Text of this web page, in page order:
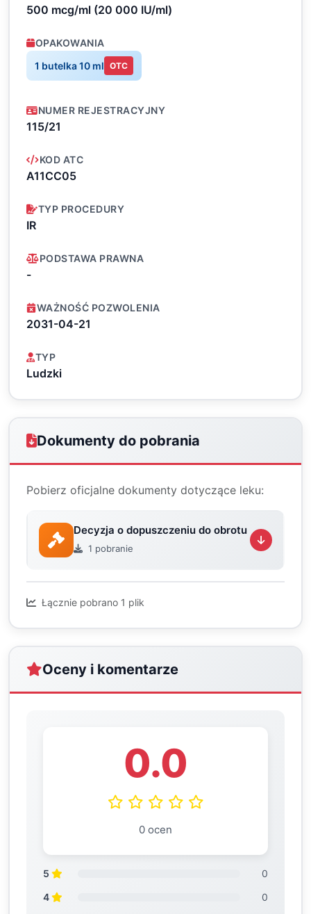
500 mcg/ml (20 000 IU/ml)
OPAKOWANIA
1 butelka 10 ml OTC
NUMER REJESTRACYJNY
115/21
KOD ATC
A11CC05
TYP PROCEDURY
IR
PODSTAWA PRAWNA
-
WAŻNOŚĆ POZWOLENIA
2031-04-21
TYP
Ludzki
Dokumenty do pobrania
Pobierz oficjalne dokumenty dotyczące leku:
Decyzja o dopuszczeniu do obrotu
1 pobranie
Łącznie pobrano 1 plik
Oceny i komentarze
0.0
0 ocen
5
0
4
0